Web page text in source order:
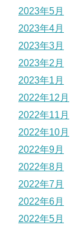
2023年5月
2023年4月
2023年3月
2023年2月
2023年1月
2022年12月
2022年11月
2022年10月
2022年9月
2022年8月
2022年7月
2022年6月
2022年5月